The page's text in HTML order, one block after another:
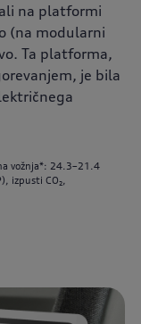
na platformi
(na modularni
Ta platforma,
je bila
vožnja*: 24.3–21.4
izpusti CO₂,